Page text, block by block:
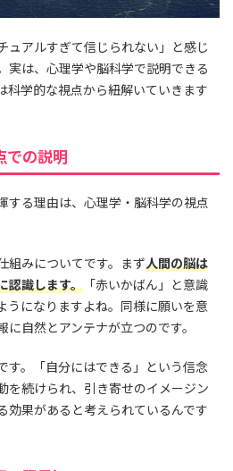
ュアルすぎて信じられない」と感じ
実は、心理学や脳科学で説明できる
科学的な視点から紐解いていきます
での説明
する理由は、心理学・脳科学の視点
組みについてです。まず人間の脳は
認識します。 「赤いかばん」と意識
うになりますよね。同様に願いを意
自然とアンテナが立つのです。
す。「自分にはできる」という信念
を続けられ、引き寄せのイメージン
効果があると考えられているんです